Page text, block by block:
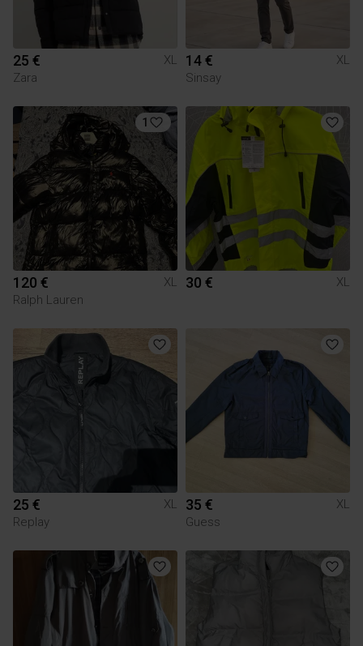
25 €
XL
Zara
14 €
XL
Sinsay
1
120 €
XL
Ralph Lauren
30 € XL
25 €
XL
Replay
35 €
XL
Guess